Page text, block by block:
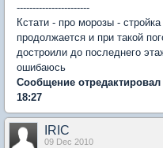
-----------------------
Кстати - про морозы -
продолжается и при такой
достроили до последнего
ошибаюсь
Сообщение
18:27
IRIC
09 Dec 2010